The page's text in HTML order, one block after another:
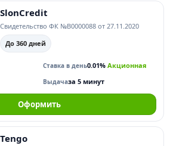
SlonCredit
Свидетельство ФК №В0000088 от 27.11.2020
До 360 дней
Ставка в день0.01% Акционная
Выдачаза 5 минут
Оформить
Tengo